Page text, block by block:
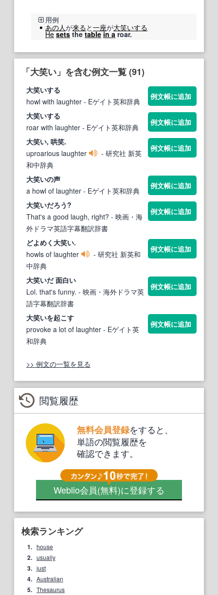
用例
あの人が来ると一座が大笑いする
He sets thetable in aroar.
「大笑い」を含む例文一覧 (91)
大笑いする
howl with laughter - Eゲイト英和辞典
例文帳に追加
大笑いする
roar with laughter - Eゲイト英和辞典
例文帳に追加
大笑い, 哄笑.
uproarious laughter
- 研究社 新英
和中辞典
例文帳に追加
大笑いの声
a howl of laughter - Eゲイト英和辞典
例文帳に追加
大笑いだろう?
That's a good laugh, right? - 映画・海
外ドラマ英語字幕翻訳辞書
例文帳に追加
どよめく 大笑い.
howls of laughter
- 研究社 新英和
中辞典
例文帳に追加
大笑いだ 面白い
Lol. that's funny. - 映画・海外ドラマ英
語字幕翻訳辞書
例文帳に追加
大笑いを起こす
provoke a lot of laughter - Eゲイト英
和辞典
例文帳に追加
>> 例文の一覧を見る
閲覧履歴
無料会員登録をすると、
単語の閲覧履歴を
確認できます。
Weblio会員(無料)に登録する
検索ランキング
1. house
2. usually
3. just
4. Australian
5. Thesaurus